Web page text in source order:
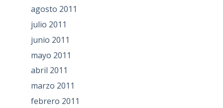
agosto 2011
julio 2011
junio 2011
mayo 2011
abril 2011
marzo 2011
febrero 2011